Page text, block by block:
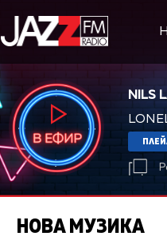
NILS
НОВА МУЗИКА